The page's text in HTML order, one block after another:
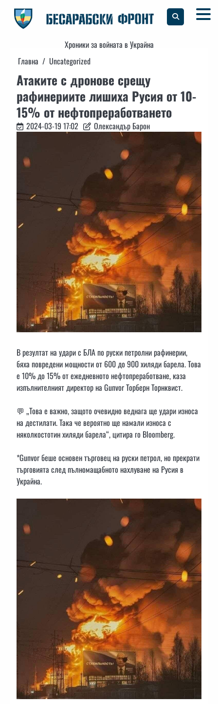
content
Хроники за войната в Украйна
Главна
Uncategorized
Атаките с дронове срещу
рафинериите лишиха Русия от 10-
15% от нефтопреработването
2024-03-19 17:02 Олександър Барон
В резултат на удари с БЛА по руски петролни рафинерии,
бяха повредени мощности от 600 до 900 хиляди барела. Това
е 10% до 15% от ежедневното нефтопреработване, каза
изпълнителният директор на Gunvor Торберн Торнквист.
💬 „Това е важно, защото очевидно веднага ще удари износа
на дестилати. Така че вероятно ще намали износа с
няколкостотин хиляди барела“, цитира го Bloomberg.
*Gunvor беше основен търговец на руски петрол, но прекрати
търговията след пълномащабното нахлуване на Русия в
Украйна.